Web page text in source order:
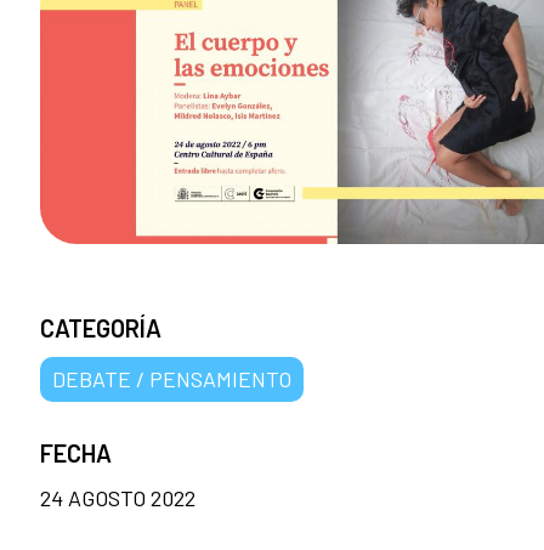
CATEGORÍA
DEBATE / PENSAMIENTO
FECHA
24 AGOSTO 2022